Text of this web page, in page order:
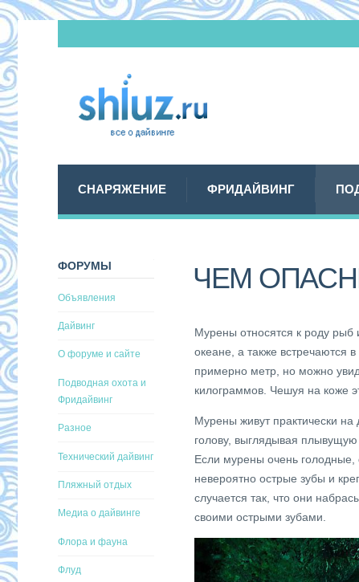
СНАРЯЖЕНИЕ ФРИДАЙВИНГ
ЧЕМ
Мурены относятся к роду рыб
океане, а также
примерно метр, но можно
килограммов. Чешуя на коже
Мурены живут практически
голову, выглядывая
Если мурены очень
невероятно острые зубы и
случается так, что они
своими острыми зубами.
ФОРУМЫ
Объявления
Дайвинг
О форуме и сайте
Подводная охота и
Фридайвинг
Разное
Технический дайвинг
Пляжный отдых
Медиа о дайвинге
Флора и фауна
Флуд